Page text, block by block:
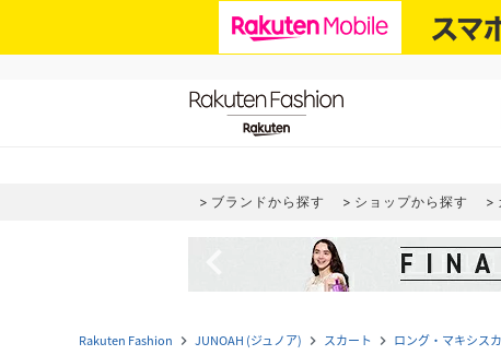
ブランドから探す ショップから探す
Rakuten Fashion navigate_next JUNOAH (ジュノア) navigate_next スカート navigate_next ロング・マキシス